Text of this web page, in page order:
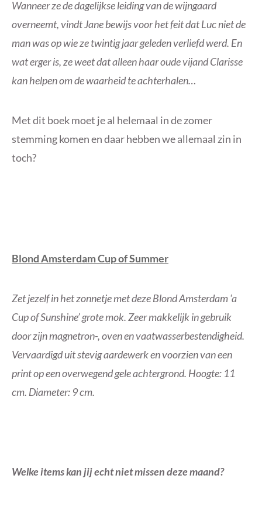
Wanneer ze de dagelijkse leiding van de wijngaard
overneemt, vindt Jane bewijs voor het feit dat Luc niet de
man was op wie ze twintig jaar geleden verliefd werd. En
wat erger is, ze weet dat alleen haar oude vijand Clarisse
kan helpen om de waarheid te achterhalen…
Met dit boek moet je al helemaal in de zomer
stemming komen en daar hebben we allemaal zin in
toch?
Blond Amsterdam Cup of Summer
Zet jezelf in het zonnetje met deze Blond Amsterdam ‘a
Cup of Sunshine’ grote mok. Zeer makkelijk in gebruik
door zijn magnetron-, oven en vaatwasserbestendigheid.
Vervaardigd uit stevig aardewerk en voorzien van een
print op een overwegend gele achtergrond. Hoogte: 11
cm. Diameter: 9 cm.
Welke items kan jij echt niet missen deze maand?